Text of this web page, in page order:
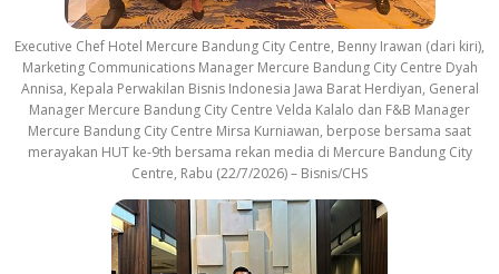
Executive Chef Hotel Mercure Bandung City Centre, Benny Irawan (dari kiri),
Marketing Communications Manager Mercure Bandung City Centre Dyah
Annisa, Kepala Perwakilan Bisnis Indonesia Jawa Barat Herdiyan, General
Manager Mercure Bandung City Centre Velda Kalalo dan F&B Manager
Mercure Bandung City Centre Mirsa Kurniawan, berpose bersama saat
merayakan HUT ke-9th bersama rekan media di Mercure Bandung City
Centre, Rabu (22/7/2026) – Bisnis/CHS